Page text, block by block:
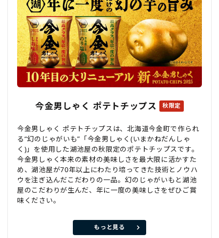
今金男しゃく ポテトチップス 秋限定
今金男しゃく ポテトチップスは、北海道今金町で作られ
る“幻のじゃがいも”「今金男しゃく(いまかねだんしゃ
く)」を使用した湖池屋の秋限定のポテトチップスです。
今金男しゃく本来の素材の美味しさを最大限に活かすた
め、湖池屋が70年以上にわたり培ってきた技術とノウハ
ウを注ぎ込んだこだわりの一品。幻のじゃがいもと湖池
屋のこだわりが生んだ、年に一度の美味しさをぜひご賞
味ください。
もっと見る